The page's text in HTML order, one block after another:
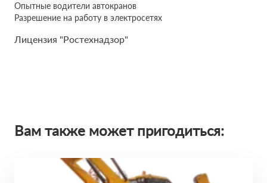
Опытные водители автокранов
Разрешение на работу в электросетях
Лицензия "Ростехнадзор"
Вам также может пригодиться: